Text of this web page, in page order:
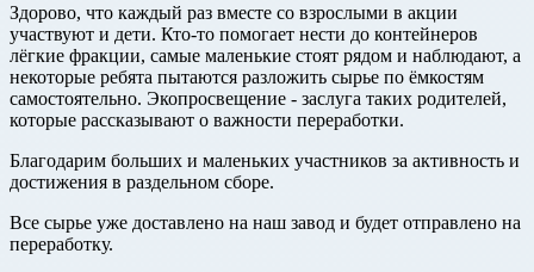
Здорово, что каждый раз вместе со взрослыми в акции
участвуют и дети. Кто-то помогает нести до контейнеров
лёгкие фракции, самые маленькие стоят рядом и наблюдают, а
некоторые ребята пытаются разложить сырье по ёмкостям
самостоятельно. Экопросвещение - заслуга таких родителей,
которые рассказывают о важности переработки.
Благодарим больших и маленьких участников за активность и
достижения в раздельном сборе.
Все сырье уже доставлено на наш завод и будет отправлено на
переработку.